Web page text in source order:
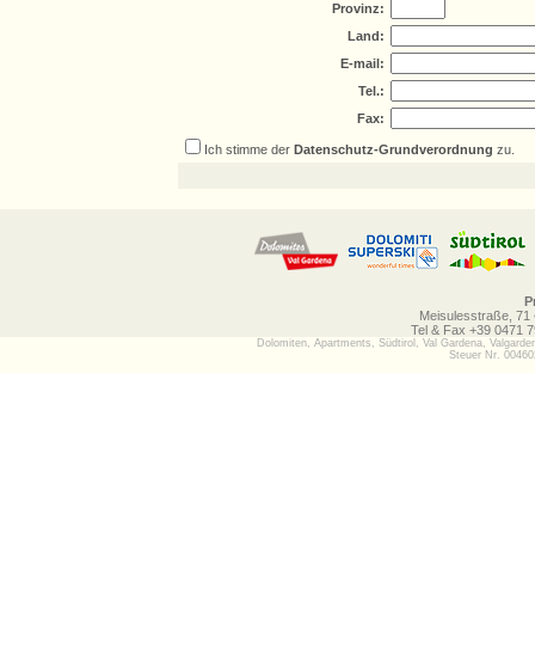
Provinz:
Land:
E-mail:
Tel.:
Fax:
Ich stimme der Datenschutz-Grundverordnung zu.
Meisulesstraße, 71
Tel & Fax +39 0471
Dolomiten,Apartments ,Südtirol ,Val Gardena,
Steuer Nr.